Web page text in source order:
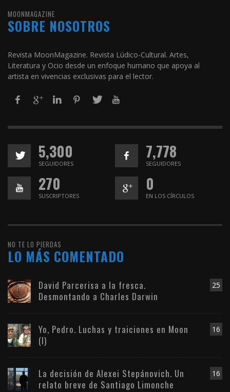
MOONMAGAZINE
SOBRE NOSOTROS
Revista MoonMagazine. Revista Lúdico-Cultural. Artes,
Literatura y Ocio desde un enfoque humano que apoya al
artista en vivencias exclusivas para el lector.
5,300
SEGUIDORES
7,778
SEGUIDORES
270
SUSCRIPTORES
0
EN LOS CÍRCULOS
NO TE LO PIERDAS
LO MÁS COMENTADO
25
David Parcerisa a la fresca.
Desmontando a Charles Darwin
16
Yo, Pedro. Luchas y traiciones en Moon
(I)
16
La decisión de Alexei Stepánovich. Un
relato breve de Santiago Limonche